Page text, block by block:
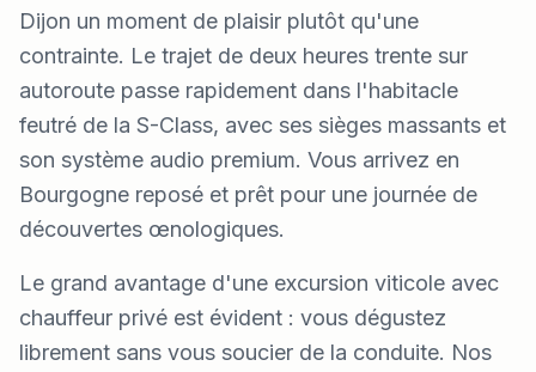
Dijon un moment de plaisir plutôt qu'une
contrainte. Le trajet de deux heures trente sur
autoroute passe rapidement dans l'habitacle
feutré de la S-Class, avec ses sièges massants et
son système audio premium. Vous arrivez en
Bourgogne reposé et prêt pour une journée de
découvertes œnologiques.
Le grand avantage d'une excursion viticole avec
chauffeur privé est évident : vous dégustez
librement sans vous soucier de la conduite. Nos